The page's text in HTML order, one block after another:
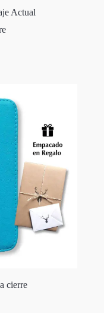
Actual
cierre